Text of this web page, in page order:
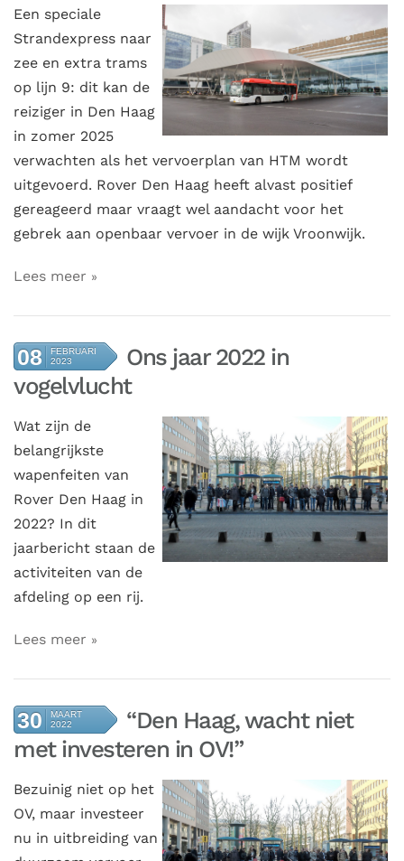
Een speciale
Strandexpress naar
zee en extra trams
op lijn 9: dit kan de
reiziger in Den Haag
in zomer 2025
verwachten als het vervoerplan van HTM wordt
uitgevoerd. Rover Den Haag heeft alvast positief
gereageerd maar vraagt wel aandacht voor het
gebrek aan openbaar vervoer in de wijk Vroonwijk.
Lees meer
08
FEBRUARI
2023
Ons jaar 2022 in
vogelvlucht
Wat zijn de
belangrijkste
wapenfeiten van
Rover Den Haag in
2022? In dit
jaarbericht staan de
activiteiten van de
afdeling op een rij.
Lees meer
30
MAART
2022
“Den Haag, wacht niet
met investeren in OV!”
Bezuinig niet op het
OV, maar investeer
nu in uitbreiding van